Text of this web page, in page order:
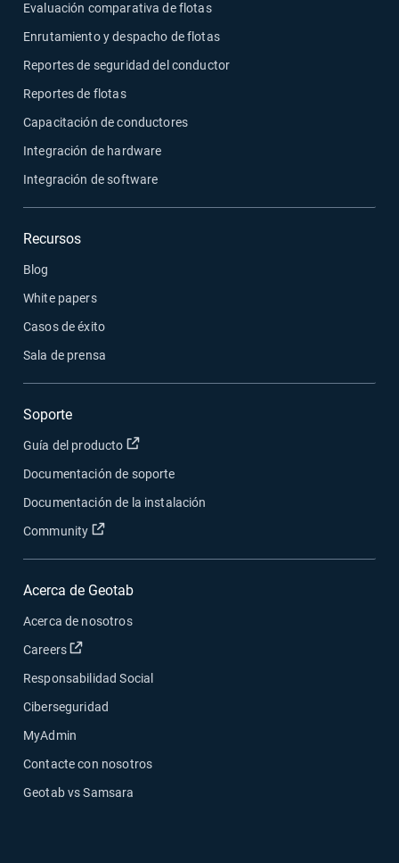
Evaluación comparativa de flotas
Enrutamiento y despacho de flotas
Reportes de seguridad del conductor
Reportes de flotas
Capacitación de conductores
Integración de hardware
Integración de software
Recursos
Blog
White papers
Casos de éxito
Sala de prensa
Soporte
Guía del producto Abrir en una nueva ventana
Documentación de soporte
Documentación de la instalación
Community
Abrir en una nueva ventana
Acerca de Geotab
Acerca de nosotros
Careers
Abrir en una nueva ventana
Responsabilidad Social
Ciberseguridad
MyAdmin
Contacte con nosotros
Geotab vs Samsara